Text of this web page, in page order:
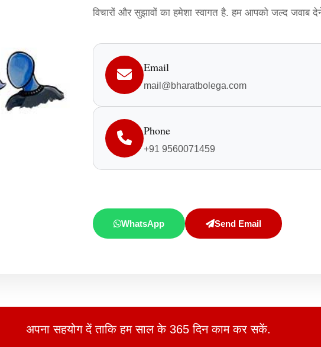
विचारों और सुझावों का हमेशा स्वागत है. हम आपको जल्द जवाब
Email
mail@bharatbolega.com
Phone
+91 9560071459
WhatsApp Send Email
अपना सहयोग दें ताकि हम साल के 365 दिन काम कर सकें.